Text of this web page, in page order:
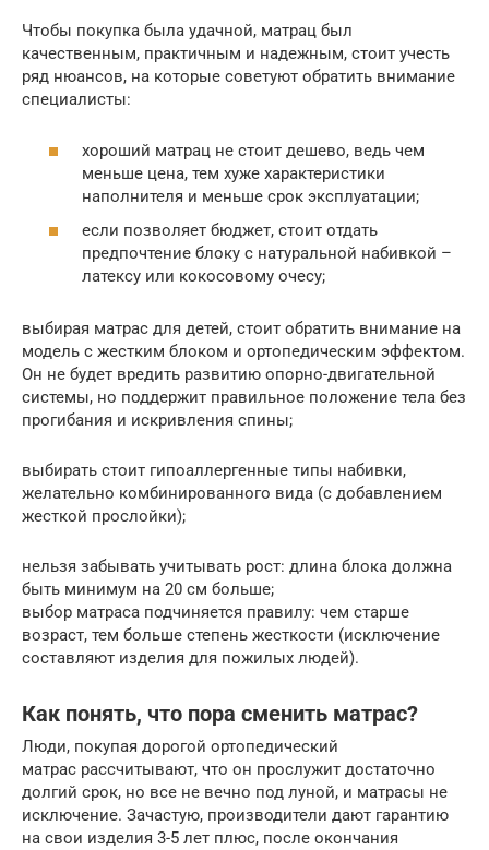
Чтобы покупка была удачной, матрац был
качественным, практичным и надежным, стоит учесть
ряд нюансов, на которые советуют обратить внимание
специалисты:
хороший матрац не стоит дешево, ведь чем
меньше цена, тем хуже характеристики
наполнителя и меньше срок эксплуатации;
если позволяет бюджет, стоит отдать
предпочтение блоку с натуральной набивкой –
латексу или кокосовому очесу;
выбирая матрас для детей, стоит обратить внимание на
модель с жестким блоком и ортопедическим эффектом.
Он не будет вредить развитию опорно-двигательной
системы, но поддержит правильное положение тела без
прогибания и искривления спины;
выбирать стоит гипоаллергенные типы набивки,
желательно комбинированного вида (с добавлением
жесткой прослойки);
нельзя забывать учитывать рост: длина блока должна
быть минимум на 20 см больше;
выбор матраса подчиняется правилу: чем старше
возраст, тем больше степень жесткости (исключение
составляют изделия для пожилых людей).
Как понять, что пора сменить матрас?
Люди, покупая дорогой ортопедический
матрас рассчитывают, что он прослужит достаточно
долгий срок, но все не вечно под луной, и матрасы не
исключение. Зачастую, производители дают гарантию
на свои изделия 3-5 лет плюс, после окончания